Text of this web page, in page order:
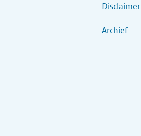
Disclaimer
Archief